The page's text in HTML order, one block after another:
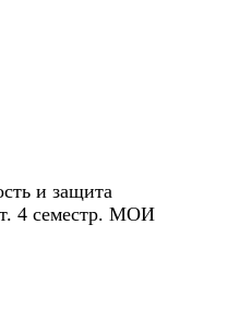
и защита
4 семестр. МОИ